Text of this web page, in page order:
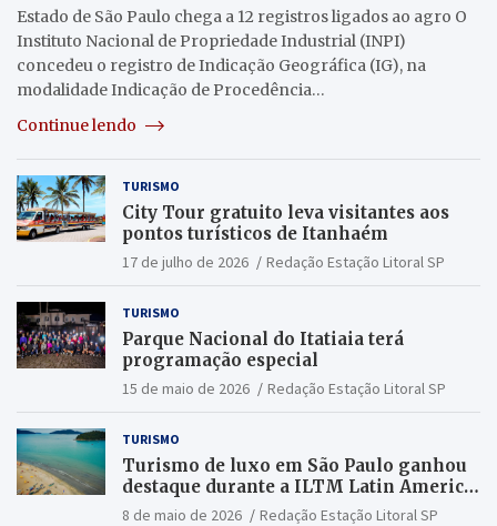
Estado de São Paulo chega a 12 registros ligados ao agro O
Instituto Nacional de Propriedade Industrial (INPI)
concedeu o registro de Indicação Geográfica (IG), na
modalidade Indicação de Procedência…
Continue lendo
TURISMO
City Tour gratuito leva visitantes aos
pontos turísticos de Itanhaém
17 de julho de 2026 Redação Estação Litoral SP
TURISMO
Parque Nacional do Itatiaia terá
programação especial
15 de maio de 2026 Redação Estação Litoral SP
TURISMO
Turismo de luxo em São Paulo ganhou
destaque durante a ILTM Latin America
2026
8 de maio de 2026 Redação Estação Litoral SP